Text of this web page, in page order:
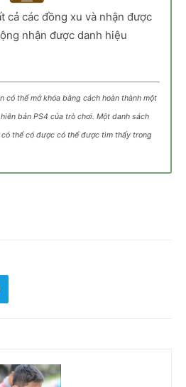
cả các đồng xu và nhận được
nhận được danh hiệu
có thể mở khóa bằng cách hoàn thành một
bản PS4 của trò chơi. Một danh sách
thể có được có thể được tìm thấy trong